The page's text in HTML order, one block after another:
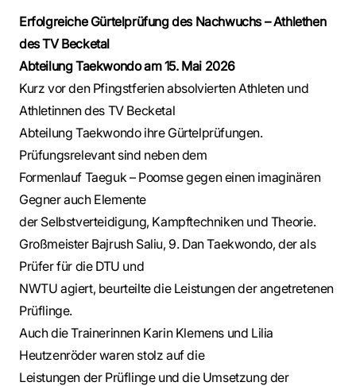
Erfolgreiche Gürtelprüfung des Nachwuchs – Athlethen
des TV Becketal
Abteilung Taekwondo am 15. Mai 2026
Kurz vor den Pfingstferien absolvierten Athleten und
Athletinnen des TV Becketal
Abteilung Taekwondo ihre Gürtelprüfungen.
Prüfungsrelevant sind neben dem
Formenlauf Taeguk – Poomse gegen einen imaginären
Gegner auch Elemente
der Selbstverteidigung, Kampftechniken und Theorie.
Großmeister Bajrush Saliu, 9. Dan Taekwondo, der als
Prüfer für die DTU und
NWTU agiert, beurteilte die Leistungen der angetretenen
Prüflinge.
Auch die Trainerinnen Karin Klemens und Lilia
Heutzenröder waren stolz auf die
Leistungen der Prüflinge und die Umsetzung der